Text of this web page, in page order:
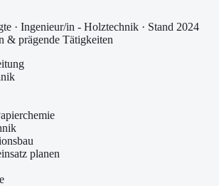
· Ingenieur/in - Holztechnik · Stand 2024
& prägende Tätigkeiten
planen